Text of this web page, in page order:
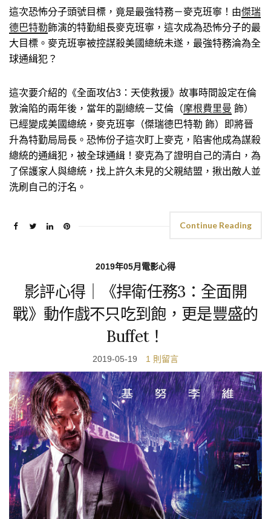
這次恐怖分子頭號目標，竟是最強特務－麥克班寧！由傑瑞
德巴特勒飾演的特勤組長麥克班寧，這次成為恐怖分子的最
大目標。麥克班寧被控謀殺美國總統未遂，最強特務淪為全
球通緝犯？
這次要介紹的《全面攻佔3：天使救援》故事時間設定在倫
敦淪陷的兩年後，當年的副總統－艾倫（摩根費里曼 飾）
已經變成美國總統，麥克班寧（傑瑞德巴特勒 飾）即將晉
升為特勤局局長。恐怖份子這次盯上麥克，陷害他成為謀殺
總統的通緝犯，被全球通緝！麥克為了證明自己的清白，為
了保護家人與總統，找上許久未見的父親結盟，揪出敵人並
洗刷自己的汙名。
Continue Reading
2019年05月電影心得
影評心得｜《捍衛任務3：全面開
戰》動作戲不只吃到飽，更是豐盛的
Buffet！
2019-05-19 1 則留言